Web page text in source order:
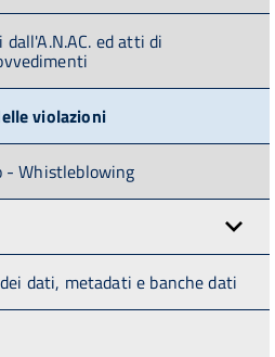
ed atti di
violazioni
- Whistleblowing
dati, metadati e banche dati